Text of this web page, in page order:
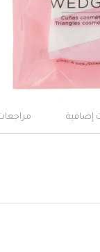
إضافية مراجعات